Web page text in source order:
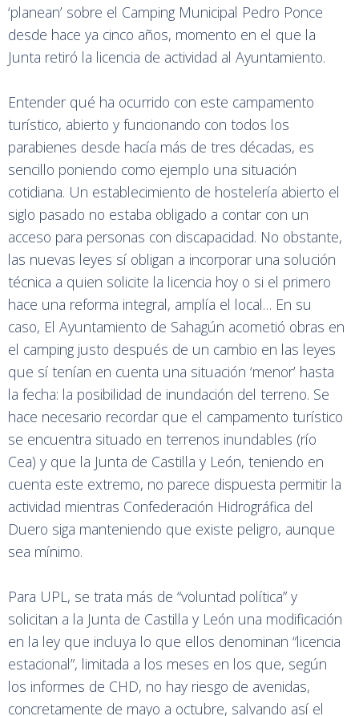
‘planean’ sobre el Camping Municipal Pedro Ponce
desde hace ya cinco años, momento en el que la
Junta retiró la licencia de actividad al Ayuntamiento.
Entender qué ha ocurrido con este campamento
turístico, abierto y funcionando con todos los
parabienes desde hacía más de tres décadas, es
sencillo poniendo como ejemplo una situación
cotidiana. Un establecimiento de hostelería abierto el
siglo pasado no estaba obligado a contar con un
acceso para personas con discapacidad. No obstante,
las nuevas leyes sí obligan a incorporar una solución
técnica a quien solicite la licencia hoy o si el primero
hace una reforma integral, amplía el local… En su
caso, El Ayuntamiento de Sahagún acometió obras en
el camping justo después de un cambio en las leyes
que sí tenían en cuenta una situación ‘menor’ hasta
la fecha: la posibilidad de inundación del terreno. Se
hace necesario recordar que el campamento turístico
se encuentra situado en terrenos inundables (río
Cea) y que la Junta de Castilla y León, teniendo en
cuenta este extremo, no parece dispuesta permitir la
actividad mientras Confederación Hidrográfica del
Duero siga manteniendo que existe peligro, aunque
sea mínimo.
Para UPL, se trata más de “voluntad política” y
solicitan a la Junta de Castilla y León una modificación
en la ley que incluya lo que ellos denominan “licencia
estacional”, limitada a los meses en los que, según
los informes de CHD, no hay riesgo de avenidas,
concretamente de mayo a octubre, salvando así el